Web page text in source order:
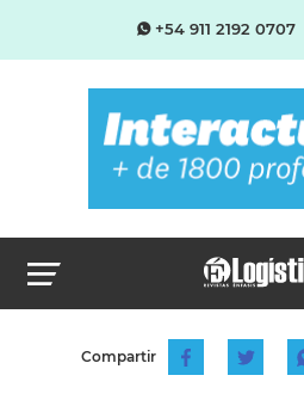
+54 911 2192 0707
Compartir